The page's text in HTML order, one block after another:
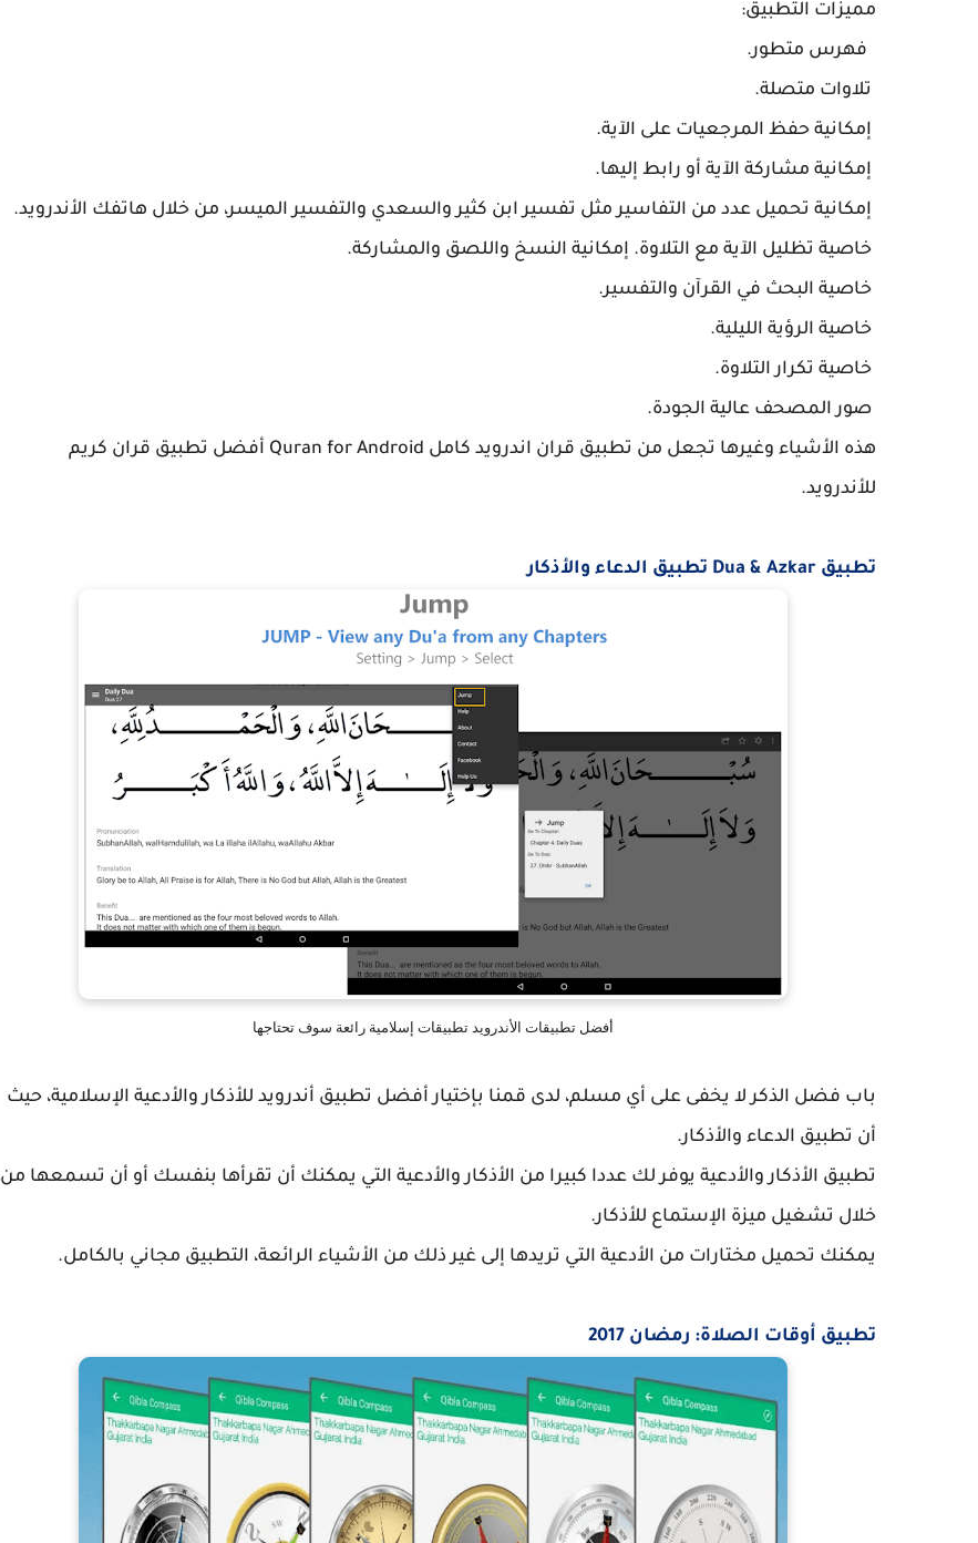
مميزات التطبيق:
فهرس متطور.
تلاوات متصلة.
إمكانية حفظ المرجعيات على الآية.
إمكانية مشاركة الآية أو رابط إليها.
إمكانية تحميل عدد من التفاسير مثل تفسير ابن كثير والسعدي والتفسير الميسر، من خلال هاتفك الأندرويد.
خاصية تظليل الآية مع التلاوة. إمكانية النسخ واللصق والمشاركة.
خاصية البحث في القرآن والتفسير.
خاصية الرؤية الليلية.
خاصية تكرار التلاوة.
صور المصحف عالية الجودة.
هذه الأشياء وغيرها تجعل من تطبيق
قران اندرويد كامل Quran for Android أفضل تطبيق قران كريم
للأندرويد.
تطبيق Dua & Azkar تطبيق الدعاء والأذكار
أفضل تطبيقات الأندرويد تطبيقات إسلامية رائعة سوف تحتاجها
باب فضل الذكر لا يخفى على أي مسلم، لدى قمنا بإختيار أفضل تطبيق أندرويد للأذكار والأدعية الإسلامية، حيث
أن تطبيق الدعاء والأذكار.
تطبيق الأذكار والأدعية يوفر لك عددا كبيرا من الأذكار والأدعية التي يمكنك أن تقرأها بنفسك أو أن تسمعها من
خلال تشغيل ميزة الإستماع للأذكار.
يمكنك تحميل مختارات من الأدعية التي تريدها إلى غير ذلك من الأشياء الرائعة، التطبيق مجاني بالكامل.
تطبيق أوقات الصلاة: رمضان 2017